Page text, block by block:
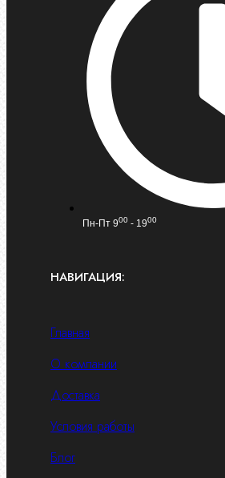
Пн-Пт 900 - 1900
НАВИГАЦИЯ:
Главная
О компании
Доставка
Условия работы
Блог